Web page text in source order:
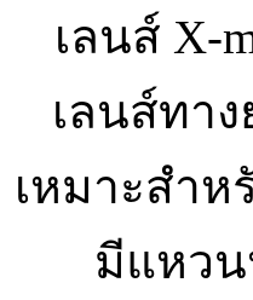
เลนส์ X-
เลนส์ทา
เหมาะสำห
มีแหวน